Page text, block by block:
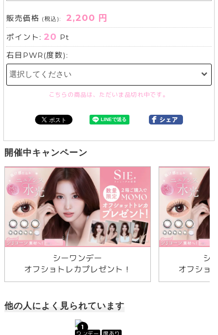
販売価格 (税込): 2,200 円
ポイント: 20 Pt
右目PWR(度数):
こちらの商品は、ただいま品切れ中です。
開催中キャンペーン
シーワンデー
オフショトレカプレゼント！
シ
オフショ
他の人によく見られています
1